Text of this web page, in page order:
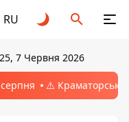
RU
7 Червня 2026
⚠️ Краматорськ,